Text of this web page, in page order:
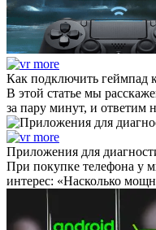
Как подключить геймпад
В этой статье мы
за пару минут, и ответим
Приложения для
При покупке телефона у
интерес: «Насколько